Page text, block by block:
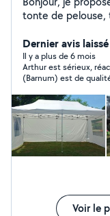
tonte de pelouse,
tables pliantes. 2
mètres.
Dernier avis
Il y a plus de 6 mois
Arthur est sérieux,
(Barnum) est de
Voir le